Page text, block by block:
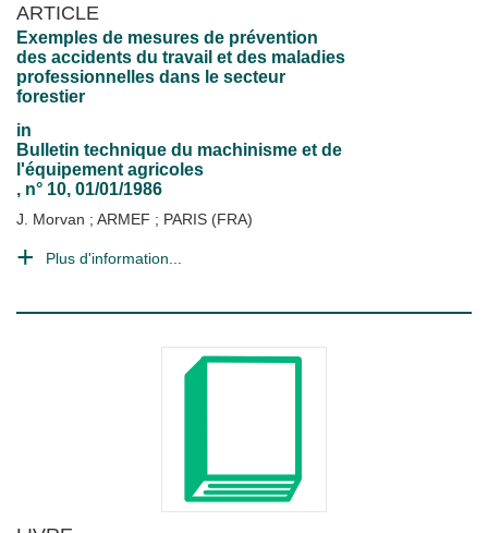
ARTICLE
Exemples de mesures de prévention
des accidents du travail et des maladies
professionnelles dans le secteur
forestier
in
Bulletin technique du machinisme et de
l'équipement agricoles
, n° 10, 01/01/1986
J. Morvan ; ARMEF ; PARIS (FRA)
Plus d'information...